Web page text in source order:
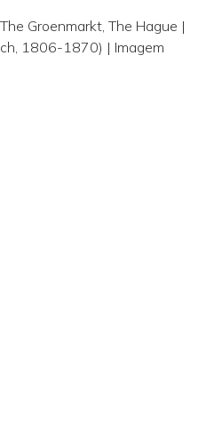
Groenmarkt, The Hague |
1806-1870) | Imagem